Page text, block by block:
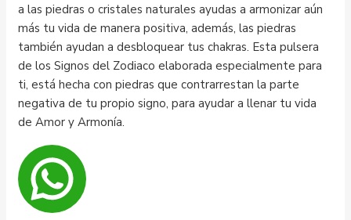
a las piedras o cristales naturales ayudas a armonizar aún
más tu vida de manera positiva, además, las piedras
también ayudan a desbloquear tus chakras. Esta pulsera
de los Signos del Zodiaco elaborada especialmente para
ti, está hecha con piedras que contrarrestan la parte
negativa de tu propio signo, para ayudar a llenar tu vida
de Amor y Armonía.